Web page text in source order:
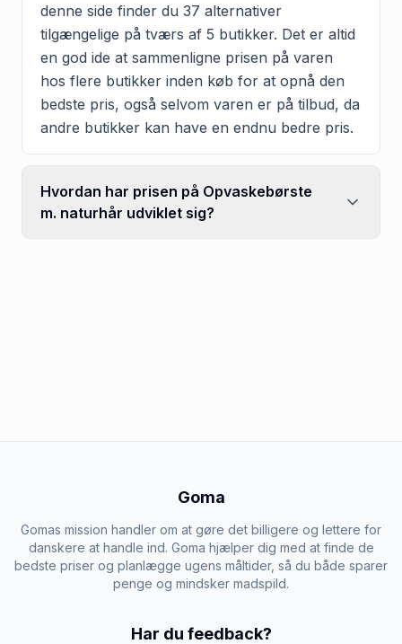
denne side finder du 37 alternativer
tilgængelige på tværs af 5 butikker. Det er altid
en god ide at sammenligne prisen på varen
hos flere butikker inden køb for at opnå den
bedste pris, også selvom varen er på tilbud, da
andre butikker kan have en endnu bedre pris.
Hvordan har prisen på Opvaskebørste
m. naturhår udviklet sig?
Goma
Gomas mission handler om at gøre det billigere og lettere for
danskere at handle ind. Goma hjælper dig med at finde de
bedste priser og planlægge ugens måltider, så du både sparer
penge og mindsker madspild.
Har du feedback?